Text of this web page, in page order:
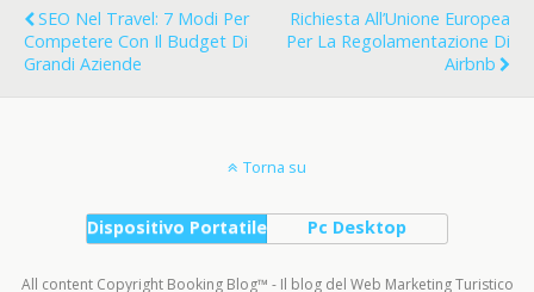
SEO Nel Travel: 7 Modi Per
Competere Con Il Budget Di
Grandi Aziende
Richiesta All’Unione Europea
Per La Regolamentazione Di
Airbnb
Torna su
Dispositivo Portatile Pc Desktop
All content Copyright Booking Blog™ - Il blog del Web Marketing Turistico